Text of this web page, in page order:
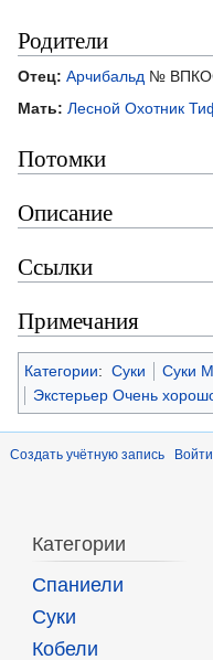
Родители
Отец: Арчибальд №
Мать: Лесной Охотник
Потомки
Описание
Ссылки
Примечания
Категории: Суки Суки
Экстерьер Очень
Создать учётную запись Войти
Категории
Спаниели
Суки
Кобели